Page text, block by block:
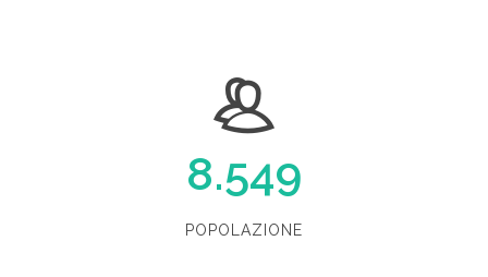
8.549
POPOLAZIONE